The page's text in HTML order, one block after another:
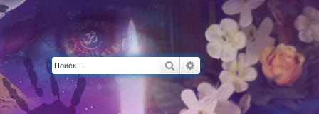
Поиск Расширенный поиск